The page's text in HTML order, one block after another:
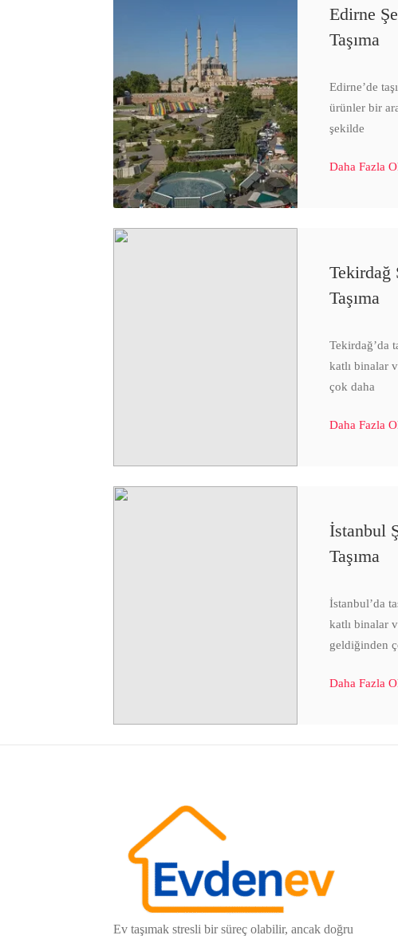
Edirne
Taşıma
Edirne’de
ürünler bir
şekilde
Daha Fazla
Tekirdağ
Taşıma
Tekirdağ’da
katlı binalar
çok daha
Daha Fazla
İstanbul
Taşıma
İstanbul’da
katlı binalar
geldiğinden
Daha Fazla
Ev taşımak stresli bir süreç olabilir, ancak doğru